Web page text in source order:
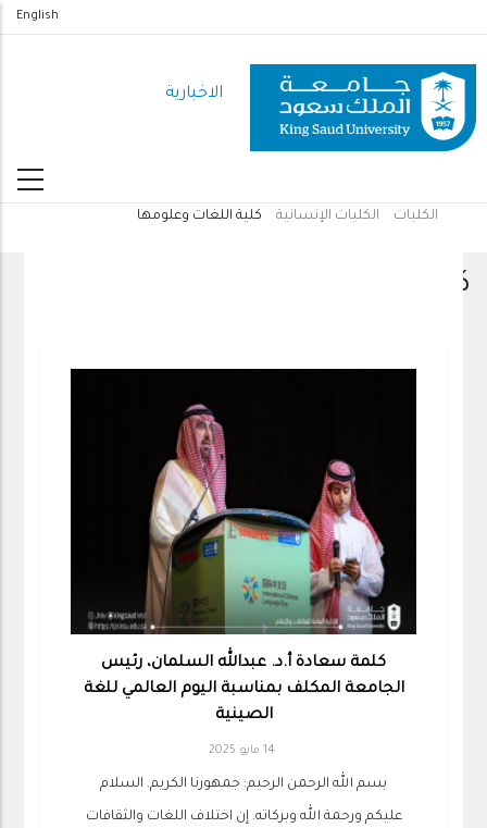
المحتوى
الرئيسي
English
الاخبارية
التنقل
الكليات الكليات الإنسانية كلية اللغات وعلومها
كلية اللغات وعلومها
كلمة سعادة أ.د. عبدالله السلمان، رئيس
الجامعة المكلف بمناسبة اليوم العالمي للغة
الصينية
14 مايو 2025
بسم الله الرحمن الرحيم: جمهورنا الكريم. السلام
عليكم ورحمة الله وبركاته. إن اختلاف اللغات والثقافات